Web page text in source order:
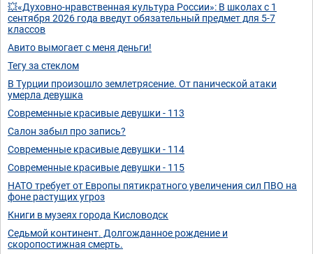
💥«Духовно-нравственная культура России»: В школах с 1
сентября 2026 года введут обязательный предмет для 5-7
классов
Авито вымогает с меня деньги!
Тегу за стеклом
В Турции произошло землетрясение. От панической атаки
умерла девушка
Современные красивые девушки - 113
Салон забыл про запись?
Современные красивые девушки - 114
Современные красивые девушки - 115
НАТО требует от Европы пятикратного увеличения сил ПВО на
фоне растущих угроз
Книги в музеях города Кисловодск
Седьмой континент. Долгожданное рождение и
скоропостижная смерть.